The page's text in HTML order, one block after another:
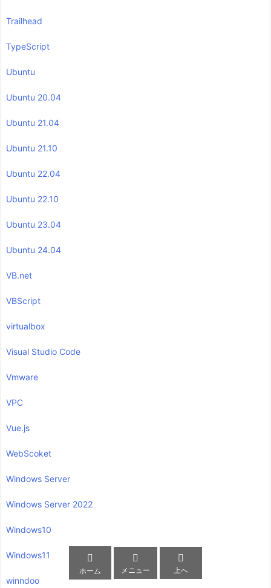
Trailhead
TypeScript
Ubuntu
Ubuntu 20.04
Ubuntu 21.04
Ubuntu 21.10
Ubuntu 22.04
Ubuntu 22.10
Ubuntu 23.04
Ubuntu 24.04
VB.net
VBScript
virtualbox
Visual Studio Code
Vmware
VPC
Vue.js
WebScoket
Windows Server
Windows Server 2022
Windows10
Windows11
winndoo

ホーム

メニュー

上へ